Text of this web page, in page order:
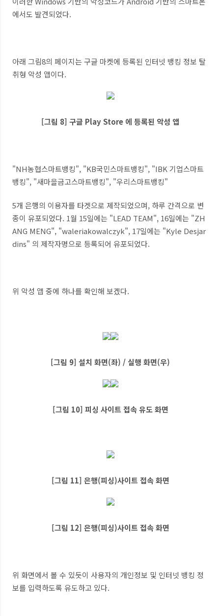
에서도 발견되었다.
아래 그림8의 페이지는 구글 마켓에 등록된 인터넷 뱅킹 정보 탈
취형 악성 앱이다.
[그림 8] 구글 Play Store 에 등록된 악성 앱
"NH농협스마트뱅킹", "KB국민스마트뱅킹", "IBK 기업스마트
뱅킹", "새마을금고스마트뱅킹", "우리스마트뱅킹"
5개 은행의 이용자를 타겟으로 제작되었으며, 하루 간격으로 변
종이 유포되었다. 1월 15일에는 "LEAD TEAM", 16일에는 "ZH
ANG MENG", "waleriakowalczyk", 17일에는 "Kyle Desjar
dins" 의 제작자명으로 등록되어 유포되었다.
위 악성 앱 중에 하나를 확인해 보겠다.
[그림 9] 설치 화면(좌) / 실행 화면(우)
[그림 10] 피싱 사이트 접속 유도 화면
[그림 11] 은행(피싱)사이트 접속 화면
[그림 12] 은행(피싱)사이트 접속 화면
위 화면에서 볼 수 있듯이 사용자의 개인정보 및 인터넷 뱅킹 정
보를 입력하도록 유도하고 있다.